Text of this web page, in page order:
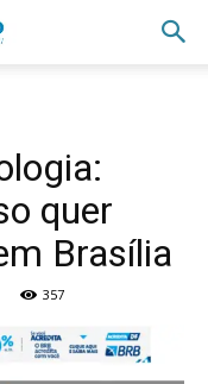
quer
Brasília
357